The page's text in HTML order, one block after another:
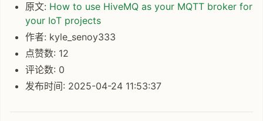
原文: How to use HiveMQ as your MQTT broker for
your IoT projects
作者: kyle_senoy333
点赞数: 12
评论数: 0
发布时间: 2025-04-24 11:53:37